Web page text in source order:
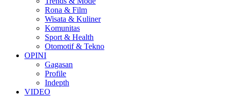
Rona & Film
Wisata & Kuliner
Komunitas
Sport & Health
Otomotif & Tekno
OPINI
Gagasan
Profile
Indepth
VIDEO